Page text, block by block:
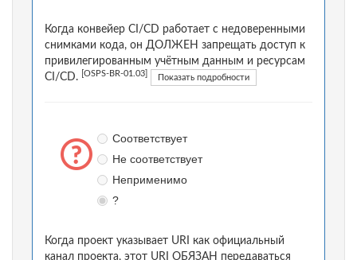
Когда конвейер CI/CD работает с недоверенными
снимками кода, он ДОЛЖЕН запрещать доступ к
привилегированным учётным данным и ресурсам
CI/CD.
[OSPS-BR-01.03] Показать подробности
Соответствует
Не соответствует
Неприменимо
?
Когда проект указывает URI как официальный
канал проекта, этот URI ОБЯЗАН передаваться